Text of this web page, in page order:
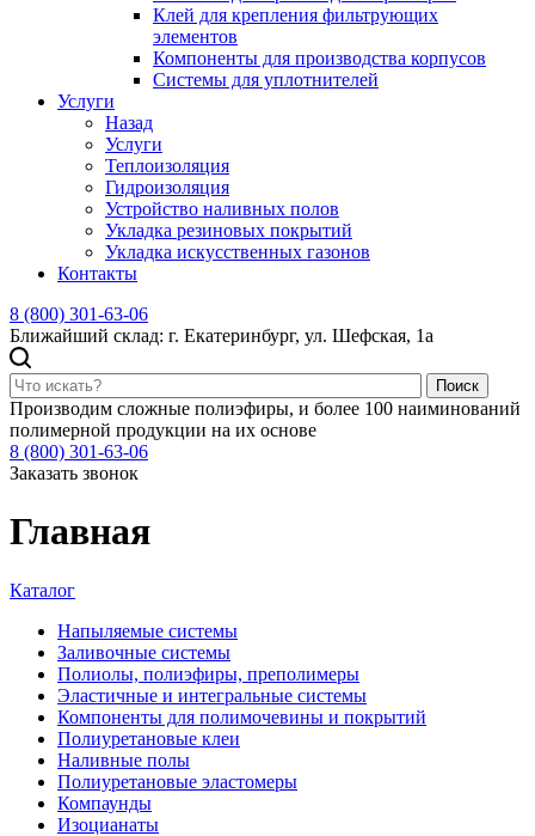
Клей для крепления фильтрующих
элементов
Компоненты для производства корпусов
Системы для уплотнителей
Услуги
Назад
Услуги
Теплоизоляция
Гидроизоляция
Устройство наливных полов
Укладка резиновых покрытий
Укладка искусственных газонов
Контакты
8 (800) 301-63-06
Ближайший склад: г. Екатеринбург, ул. Шефская, 1а
Поиск
Производим сложные полиэфиры, и более 100 наиминований
полимерной продукции на их основе
8 (800) 301-63-06
Заказать звонок
Главная
Каталог
Напыляемые системы
Заливочные системы
Полиолы, полиэфиры, преполимеры
Эластичные и интегральные системы
Компоненты для полимочевины и покрытий
Полиуретановые клеи
Наливные полы
Полиуретановые эластомеры
Компаунды
Изоцианаты